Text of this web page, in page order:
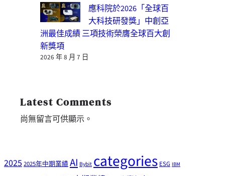
應科院於2026「全球百
大科技研發獎」中創亞
洲最佳成績 三項技術榮膺全球百大創
新獎項
2026 年 8 月 7 日
Latest Comments
尚無留言可供顯示。
20252025年中期業績AI Bybitcategories ESG IBM